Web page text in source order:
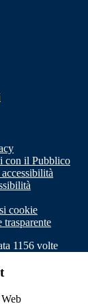
con il Pubblico
cookie
1156 volte